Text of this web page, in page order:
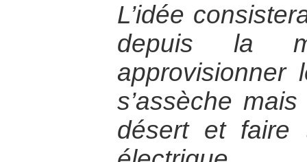
L’idée
depuis la
s’assèche
désert et faire